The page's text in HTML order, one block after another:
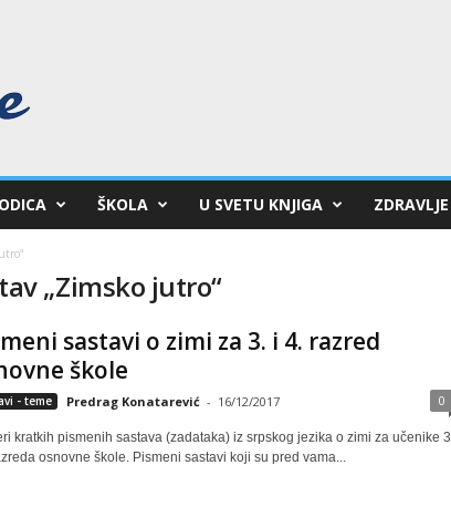
ŠKOLA U SVETU KNJIGA ZDRAVLJE
„Zimsko jutro“
sastavi o zimi za 3. i 4. razred
škole
- teme Predrag Konatarević - 16/12/2017 0
kratkih pismenih sastava (zadataka) iz srpskog jezika o zimi za učenike 3.
osnovne škole. Pismeni sastavi koji su pred vama...